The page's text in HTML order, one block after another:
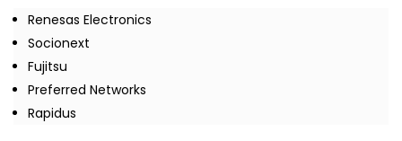
Renesas Electronics
Socionext
Fujitsu
Preferred Networks
Rapidus